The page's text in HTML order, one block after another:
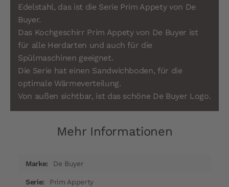
Edelstahl, das ist die Serie Prim Appety von De
Buyer.
Das Kochgeschirr Prim Appety von De Buyer ist
für alle Herdarten und auch für die
Spülmaschinen geeignet.
Die Serie hat einen Sandwichboden, für die
optimale Wärmeverteilung.
Von außen sichtbar, ist das schöne De Buyer Logo.
Mehr Informationen
InformationenDe Buyer
Prim Apperty